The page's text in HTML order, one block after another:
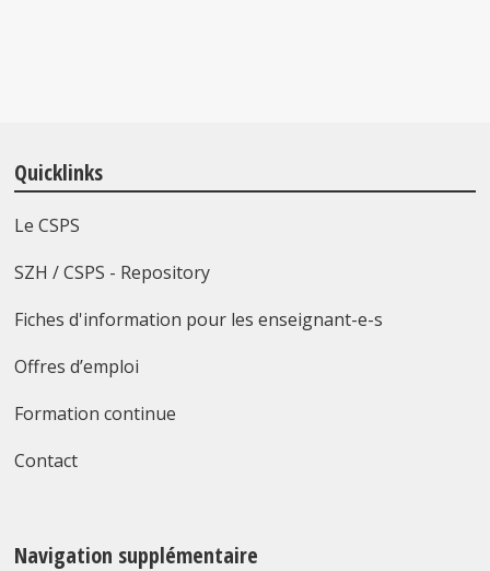
Quicklinks
Le CSPS
SZH / CSPS - Repository
Fiches d'information pour les enseignant-e-s
Offres d’emploi
Formation continue
Contact
Navigation supplémentaire